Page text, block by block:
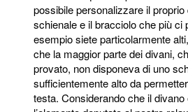
possibile personalizzare il
schienale e il bracciolo che più ci
esempio siete particolarmente
che la maggior parte dei divani,
provato, non disponeva di uno
sufficientemente alto da
testa. Considerando che il